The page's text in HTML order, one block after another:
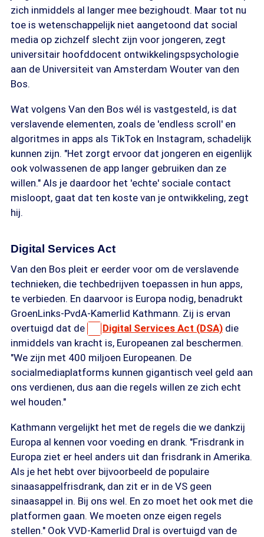
zich inmiddels al langer mee bezighoudt. Maar tot nu
toe is wetenschappelijk niet aangetoond dat social
media op zichzelf slecht zijn voor jongeren, zegt
universitair hoofddocent ontwikkelingspsychologie
aan de Universiteit van Amsterdam Wouter van den
Bos.
Wat volgens Van den Bos wél is vastgesteld, is dat
verslavende elementen, zoals de 'endless scroll' en
algoritmes in apps als TikTok en Instagram, schadelijk
kunnen zijn. "Het zorgt ervoor dat jongeren en eigenlijk
ook volwassenen de app langer gebruiken dan ze
willen." Als je daardoor het 'echte' sociale contact
misloopt, gaat dat ten koste van je ontwikkeling, zegt
hij.
Digital Services Act
Van den Bos pleit er eerder voor om de verslavende
technieken, die techbedrijven toepassen in hun apps,
te verbieden. En daarvoor is Europa nodig, benadrukt
GroenLinks-PvdA-Kamerlid Kathmann. Zij is ervan
overtuigd dat de
Digital Services Act (DSA) die
inmiddels van kracht is, Europeanen zal beschermen.
"We zijn met 400 miljoen Europeanen. De
socialmediaplatforms kunnen gigantisch veel geld aan
ons verdienen, dus aan die regels willen ze zich echt
wel houden."
Kathmann vergelijkt het met de regels die we dankzij
Europa al kennen voor voeding en drank. "Frisdrank in
Europa ziet er heel anders uit dan frisdrank in Amerika.
Als je het hebt over bijvoorbeeld de populaire
sinaasappelfrisdrank, dan zit er in de VS geen
sinaasappel in. Bij ons wel. En zo moet het ook met die
platformen gaan. We moeten onze eigen regels
stellen." Ook VVD-Kamerlid Dral is overtuigd van de